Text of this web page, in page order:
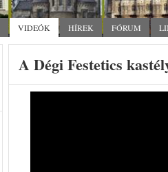
VIDEÓK HÍREK FÓRUM
A Dégi Festetics